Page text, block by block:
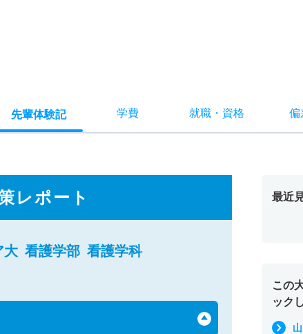
先輩体験記 学費 就職・ 資格 偏
レポート
大 看護学部 看護学科
最近
この
ック